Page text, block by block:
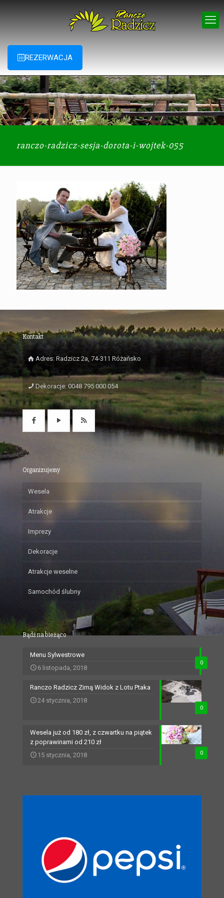
REZERWACJA
ranczo-radzicz-sesja-dorota-i-wojtek-055
Kontakt
Adres: Radzicz 2a, 74-311 Różańsko
Dekoracje: 0048 795 000 054
Organizujemy
Wesela
Atrakcje
Imprezy
Dekoracje
Atrakcje weselne
Samochód ślubny
Bądź na bieżąco
0
Menu Sylwestrowe
6 listopada, 2018
0
Ranczo Radzicz Zimą Widok z Lotu Ptaka
24 stycznia, 2018
0
Wesela już od 180 zł, z czwartku na piątek
z poprawinami od 210 zł
15 stycznia, 2018